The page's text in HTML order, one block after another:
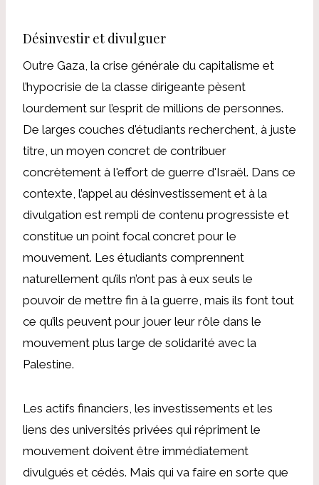
Désinvestir et divulguer
Outre Gaza, la crise générale du capitalisme et
l’hypocrisie de la classe dirigeante pèsent
lourdement sur l’esprit de millions de personnes.
De larges couches d'étudiants recherchent, à juste
titre, un moyen concret de contribuer
concrètement à l'effort de guerre d'Israël. Dans ce
contexte, l’appel au désinvestissement et à la
divulgation est rempli de contenu progressiste et
constitue un point focal concret pour le
mouvement. Les étudiants comprennent
naturellement qu’ils n’ont pas à eux seuls le
pouvoir de mettre fin à la guerre, mais ils font tout
ce qu’ils peuvent pour jouer leur rôle dans le
mouvement plus large de solidarité avec la
Palestine.
Les actifs financiers, les investissements et les
liens des universités privées qui répriment le
mouvement doivent être immédiatement
divulgués et cédés. Mais qui va faire en sorte que